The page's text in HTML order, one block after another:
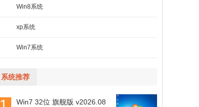
Win8系统
xp系统
Win7系统
系统推荐
Win7 32位 旗舰版 v2026.08